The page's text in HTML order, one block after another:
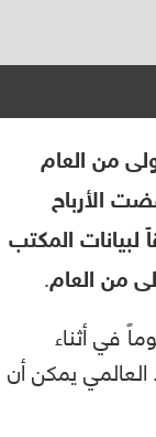
من العام
الأرباح
السابق، وفقاً لبيانات المكتب
في أثناء
يمكن أن